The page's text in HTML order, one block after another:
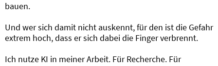
bauen.
Und wer sich damit nicht auskennt, für den ist die Gefahr
extrem hoch, dass er sich dabei die Finger verbrennt.
Ich nutze KI in meiner Arbeit. Für Recherche. Für